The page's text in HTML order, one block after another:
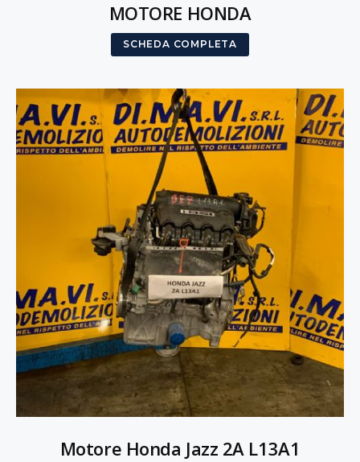
MOTORE HONDA
SCHEDA COMPLETA
Motore Honda Jazz 2A L13A1